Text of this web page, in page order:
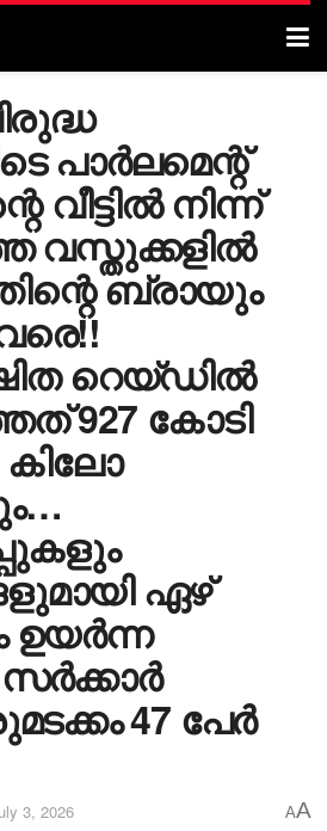
പാർലമെന്റ്
വീട്ടിൽ നിന്ന്
വസ്തുക്കളിൽ
ബ്രായും
റെയ്ഡിൽ
927 കോടി
ഏഴ്
ഉയർന്ന
സർക്കാർ
47 പേർ
3, 2026 AA